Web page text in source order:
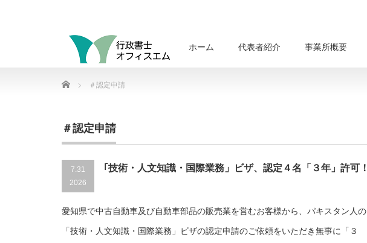
ホーム 代表者紹介 事業所概要
Home ＃認定申請
＃認定申請
7.31
2026
｢技術・人文知識・国際業務」ビザ、認定４名「３年」許可！
愛知県で中古自動車及び自動車部品の販売業を営むお客様から、パキスタン人の
「技術・人文知識・国際業務」ビザの認定申請のご依頼をいただき無事に「３